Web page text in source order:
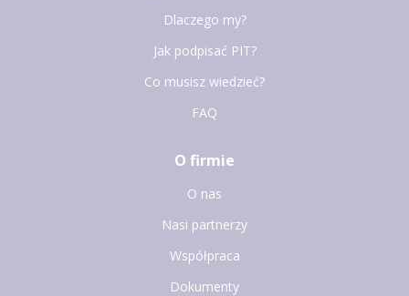
Dlaczego my?
Jak podpisać PIT?
Co musisz wiedzieć?
FAQ
O firmie
O nas
Nasi partnerzy
Współpraca
Dokumenty